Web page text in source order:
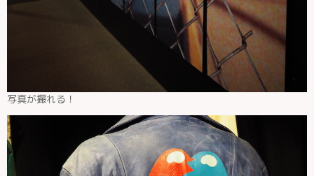
写真が撮れる！